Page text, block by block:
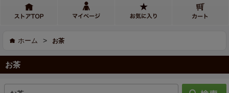
ホーム > お茶
お茶